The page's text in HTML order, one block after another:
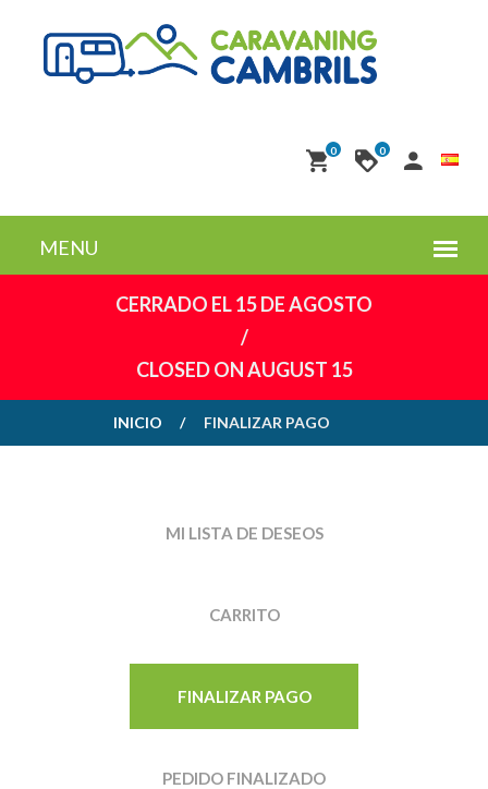
0 0
CERRADO EL 15 DE AGOSTO
/
CLOSED ON AUGUST 15
INICIO FINALIZAR PAGO
MI LISTA DE DESEOS
CARRITO
FINALIZAR PAGO
PEDIDO FINALIZADO